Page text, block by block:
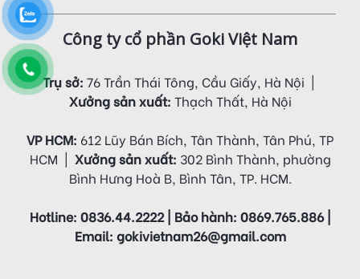
Công ty cổ phần Goki Việt Nam
Trụ sở: 76 Trần Thái Tông, Cầu Giấy, Hà Nội |
Xưởng sản xuất: Thạch Thất, Hà Nội
VP HCM: 612 Lũy Bán Bích, Tân Thành, Tân Phú, TP
HCM | Xưởng sản xuất: 302 Bình Thành, phường
Bình Hưng Hoà B, Bình Tân, TP. HCM.
Hotline: 0836.44.2222 | Bảo hành: 0869.765.886 |
Email: gokivietnam26@gmail.com